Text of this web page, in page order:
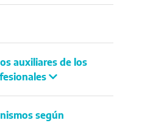
auxiliares de los
según